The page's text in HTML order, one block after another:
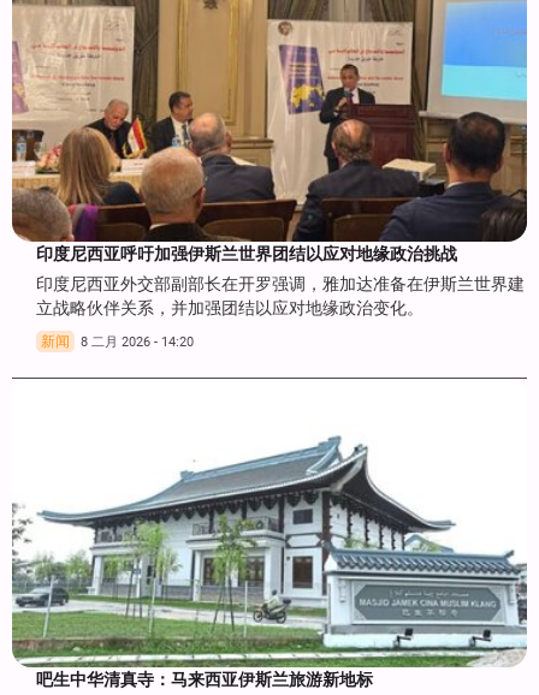
印度尼西亚呼吁加强伊斯兰世界团结以应对地缘政治挑战
印度尼西亚外交部副部长在开罗强调，雅加达准备在伊斯兰世界建
立战略伙伴关系，并加强团结以应对地缘政治变化。
新闻 8 二月 2026 - 14:20
吧生中华清真寺：马来西亚伊斯兰旅游新地标